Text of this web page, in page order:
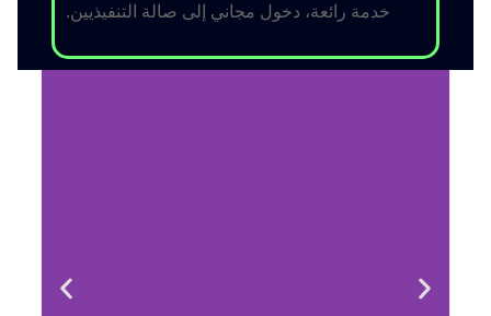
خدمة رائعة، دخول مجاني إلى صالة التنفيذيين.